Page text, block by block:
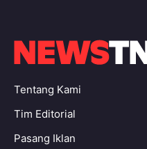
Tentang Kami
Tim Editorial
Pasang Iklan